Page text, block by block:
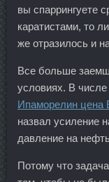
вы спаррингуете
каратистами, то
же отразилось и
Все больше
условиях. В
Ипаморелин цена
назвал усиление
давление на
Потому что